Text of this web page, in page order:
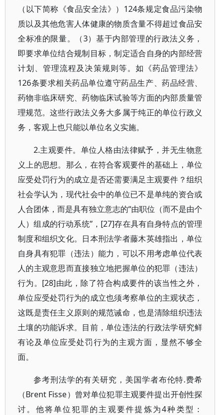
（以下简称《食品安全法》）124条规定食品污染物
质以及其他危害人体健康的物质含量不得超过食品安
全标准的限量。（3）基于内部管理的行政法义务，
即要求单位结合规制目标，制定适合自身的内部经营
计划、管理流程及决策规则等。如《药品管理法》
126条要求相关药品单位遵守药品生产、药品经营、
药物非临床研究、药物临床试验等方面的内部质量管
理规范。这些行政法义务大多属于纯正的单位行政义
务，客观上也只能以单位名义实施。
2.主观要件。单位人格由法律赋予，并无生物意
义上的思想。那么，在符合客观要件的基础上，单位
应受处罚行为的成立是否还需要满足主观要件？组织
社会学认为，现代社会中的单位已不是单纯的资合或
人合团体，而是具有独立意志的“由职位（而不是由个
人）组成的行动系统”，[27]存在具有自身特点的管理
制度和组织文化。日本刑法学者藤木英雄指出，单位
自身具有犯罪（违法）能力，可以不用考虑单位代表
人的主观意思而直接独立地把握单位的犯罪（违法）
行为。[28]由此，除了符合构成要件的该当性之外，
单位应受处罚行为的成立也须考察单位的主观状态，
这既是责任主义原则的规范诫命，也是清除组织违法
土壤的功能诉求。目前，单位违法的行政法学研究鲜
有论及单位应受处罚行为的主观方面，显然不够全
面。
参考刑法学的有关研究，美国学者布伦特.费希
（Brent Fisse）曾对单位犯罪主观要件提出开创性探
讨。他将单位犯罪的主观要件提炼为4种类型：